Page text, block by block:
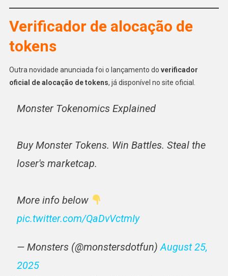
Verificador de alocação de
tokens
Outra novidade anunciada foi o lançamento do verificador
oficial de alocação de tokens, já disponível no site oficial.
Monster Tokenomics Explained
Buy Monster Tokens. Win Battles. Steal the
loser's marketcap.
More info below
pic.twitter.com/QaDvVctmIy
— Monsters (@monstersdotfun)August 25,
2025